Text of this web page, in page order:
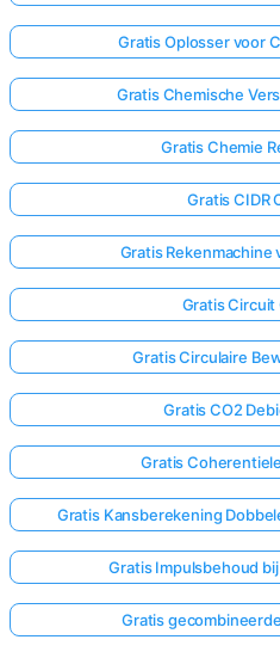
Gratis Oplosser voor
Gratis Chemische
Gratis Chemie
Gratis CIDR
Gratis Rekenmachine
Gratis Circuit
Gratis Circulaire
Gratis CO2
Gratis
Gratis Kansberekening
Gratis Impulsbehoud
Gratis